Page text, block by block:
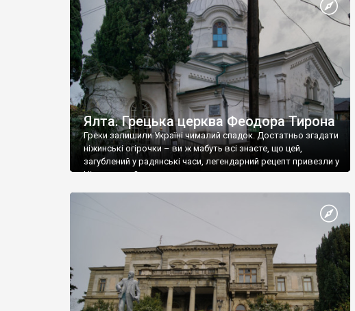
християнином. А потім було Хрещення Русі. На честь
Херсонесу Таврійського названо місто […]
Ялта. Грецька церква Феодора Тирона
Греки залишили Україні чималий спадок. Достатньо згадати
ніжинські огірочки – ви ж мабуть всі знаєте, що цей,
загублений у радянські часи, легендарний рецепт привезли у
Ніжин греки?